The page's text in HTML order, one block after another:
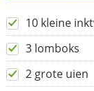
10 kleine
3 lomboks
2 grote uien